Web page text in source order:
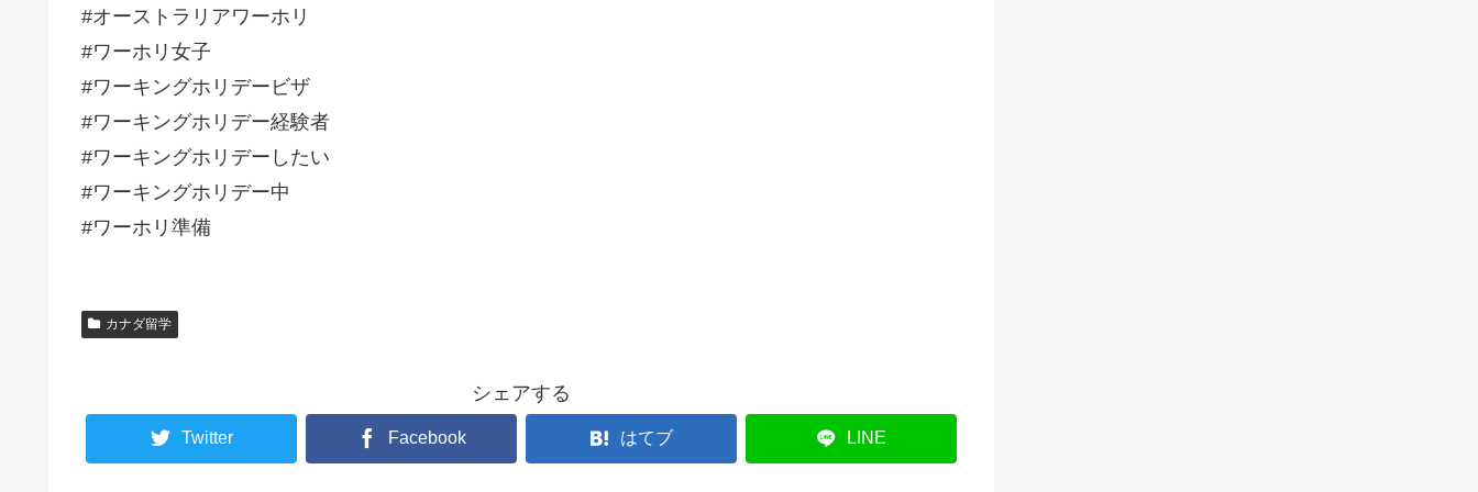
#オーストラリアワーホリ
#ワーホリ女子
#ワーキングホリデービザ
#ワーキングホリデー経験者
#ワーキングホリデーしたい
#ワーキングホリデー中
#ワーホリ準備
カナダ留学
シェアする
Twitter Facebook はてブ LINE